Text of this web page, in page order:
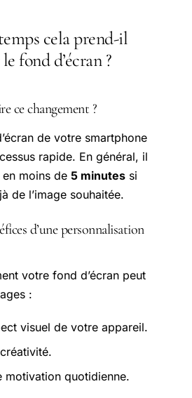
cela prend-il
fond d’écran ?
ce changement ?
de votre smartphone
rapide. En général, il
moins de 5 minutes si
de l’image souhaitée.
d’une personnalisation
votre fond d’écran peut
:
visuel de votre appareil.
motivation quotidienne.